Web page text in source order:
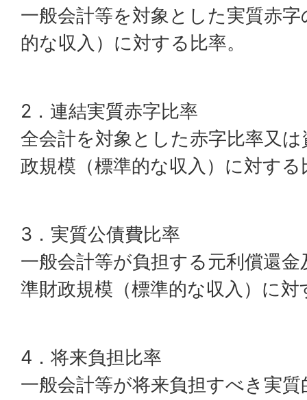
一般会計等を対象とした実質赤
的な収入）に対する比率。
2．連結実質赤字比率
全会計を対象とした赤字比率又
政規模（標準的な収入）に対する
3．実質公債費比率
一般会計等が負担する元利償還
準財政規模（標準的な収入）に対
4．将来負担比率
一般会計等が将来負担すべき実